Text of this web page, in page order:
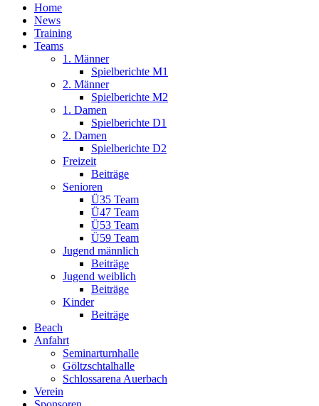
Home
News
Training
Teams
1. Männer
Spielberichte M1
2. Männer
Spielberichte M2
1. Damen
Spielberichte D1
2. Damen
Spielberichte D2
Freizeit
Beiträge
Senioren
Ü35 Team
Ü47 Team
Ü53 Team
Ü59 Team
Jugend männlich
Beiträge
Jugend weiblich
Beiträge
Kinder
Beiträge
Beach
Anfahrt
Seminarturnhalle
Göltzschtalhalle
Schlossarena Auerbach
Verein